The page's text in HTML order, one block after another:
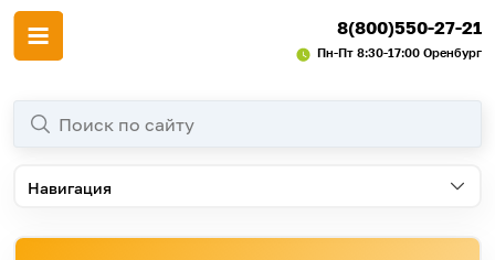
8(800)550-27-21
Пн-Пт 8:30-17:00 Оренбург
Навигация